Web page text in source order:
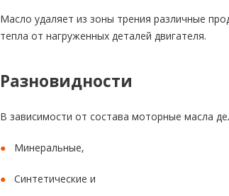
Масло удаляет из зоны трения различные
тепла от нагруженных деталей двигателя.
Разновидности
В зависимости от состава моторные масла
Минеральные,
Синтетические и